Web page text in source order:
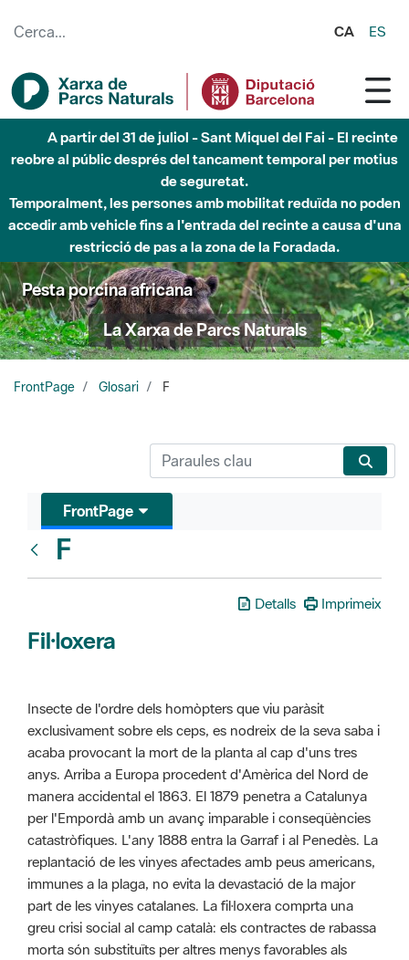
CA ES
A partir del 31 de juliol - Sant Miquel del Fai - El recinte
reobre al públic després del tancament temporal per motius
de seguretat.
Temporalment, les persones amb mobilitat reduïda no poden
accedir amb vehicle fins a l'entrada del recinte a causa d'una
restricció de pas a la zona de la Foradada.
Pesta porcina africana
La Xarxa de Parcs Naturals
FrontPage Glosari F
FrontPage
F
Detalls Imprimeix
Fil·loxera
Insecte de l'ordre dels homòpters que viu paràsit
exclusivament sobre els ceps, es nodreix de la seva saba i
acaba provocant la mort de la planta al cap d'uns tres
anys. Arriba a Europa procedent d'Amèrica del Nord de
manera accidental el 1863. El 1879 penetra a Catalunya
per l'Empordà amb un avanç imparable i conseqüències
catastròfiques. L'any 1888 entra la Garraf i al Penedès. La
replantació de les vinyes afectades amb peus americans,
immunes a la plaga, no evita la devastació de la major
part de les vinyes catalanes. La fil·loxera comprta una
greu crisi social al camp català: els contractes de rabassa
morta són substituïts per altres menys favorables als